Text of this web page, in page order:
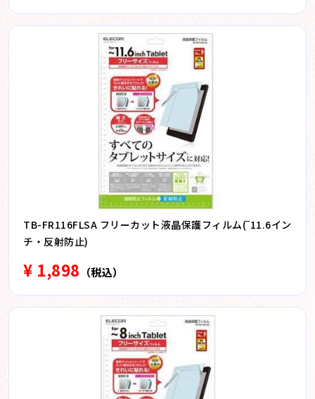
TB-FR116FLSA フリーカット液晶保護フィルム(‾11.6イン
チ・反射防止)
¥ 1,898 （税込）